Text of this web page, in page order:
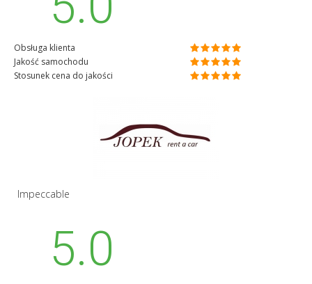
Obsługa klienta
Jakość samochodu
Stosunek cena do jakości
Impeccable
5.0